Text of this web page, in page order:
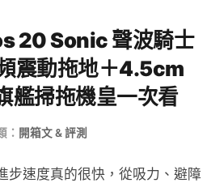
20 Sonic 聲波騎士
震動拖地＋4.5cm
艦掃拖機皇一次看
： 開箱文 & 評測
步速度真的很快，從吸力、避障